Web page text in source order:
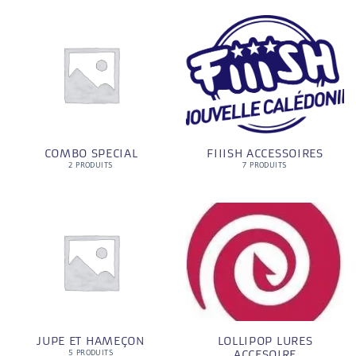
COMBO SPECIAL
2 PRODUITS
FIIISH ACCESSOIRES
7 PRODUITS
JUPE ET HAMEÇON
5 PRODUITS
LOLLIPOP LURES